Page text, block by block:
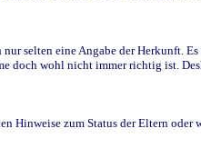
selten eine Angabe der Herkunft.
doch wohl nicht immer richtig ist.
Hinweise zum Status der Eltern oder